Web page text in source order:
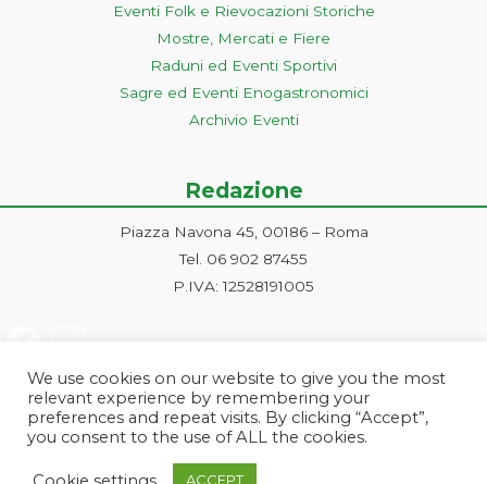
Eventi Folk e Rievocazioni Storiche
Mostre, Mercati e Fiere
Raduni ed Eventi Sportivi
Sagre ed Eventi Enogastronomici
Archivio Eventi
Redazione
Piazza Navona 45, 00186 – Roma
Tel. 06 902 87455
P.IVA: 12528191005
We use cookies on our website to give you the most
relevant experience by remembering your
preferences and repeat visits. By clicking “Accept”,
you consent to the use of ALL the cookies.
ACCEPT